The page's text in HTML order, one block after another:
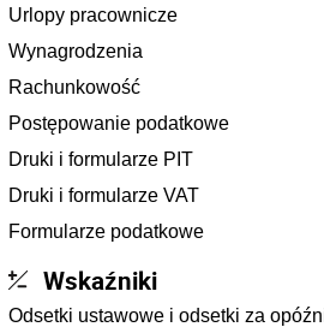
Urlopy pracownicze
Wynagrodzenia
Rachunkowość
Postępowanie podatkowe
Druki i formularze PIT
Druki i formularze VAT
Formularze podatkowe
Wskaźniki
Odsetki ustawowe i odsetki za